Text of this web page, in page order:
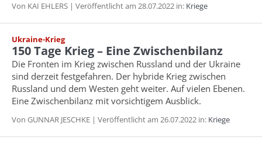
Von KAI EHLERS | Veröffentlicht am 28.07.2022 in: Kriege
Ukraine-Krieg
150 Tage Krieg – Eine Zwischenbilanz
Die Fronten im Krieg zwischen Russland und der Ukraine
sind derzeit festgefahren. Der hybride Krieg zwischen
Russland und dem Westen geht weiter. Auf vielen Ebenen.
Eine Zwischenbilanz mit vorsichtigem Ausblick.
Von GUNNAR JESCHKE | Veröffentlicht am 26.07.2022 in: Kriege